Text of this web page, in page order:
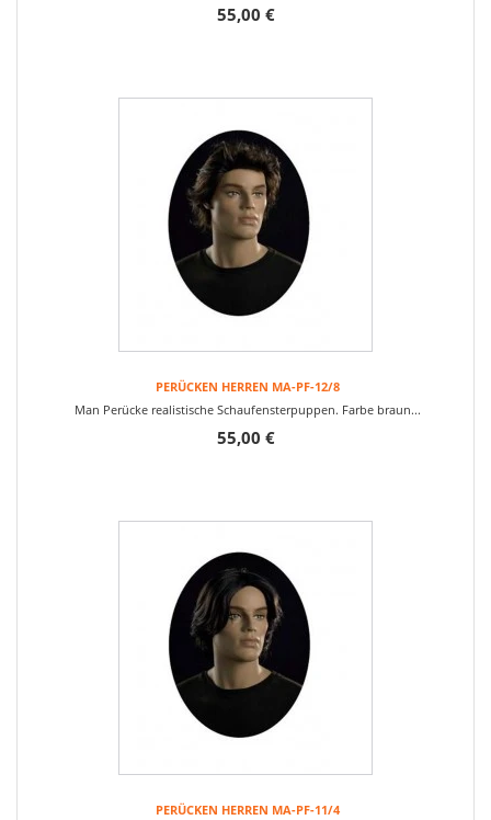
55,00 €
PERÜCKEN HERREN MA-PF-12/8
Man Perücke realistische Schaufensterpuppen. Farbe braun...
55,00 €
PERÜCKEN HERREN MA-PF-11/4